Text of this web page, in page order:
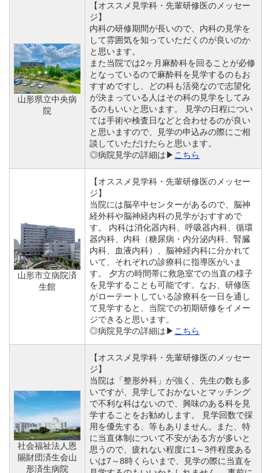
山形県立中央病
院
【オススメ見学科・先輩研修医のメッセー
ジ】
内科の研修期間が長いので、内科の見学を
して雰囲気を知っていただくのが良いのか
と思います。
また当院では2ヶ月麻酔科を回ることが必修
となっているので麻酔科を見学するのもお
すすめですし、どの科も活発なので志望化
が決まっている人はその科の見学をしてみ
るのもいいと思います。 見学の日程につい
ては手術や検査日などと合わせるのが良い
と思いますので、見学の申込みの際にご相
談していただけたらと思います。
◎病院見学の詳細は▶ こちら
山形市立病院済
生館
【オススメ見学科・先輩研修医のメッセー
ジ】
当院には脳卒中センターがあるので、脳神
経外科や脳神経内科の見学がおすすめで
す。 内科は消化器内科、呼吸器内科、循環
器内科、内科（糖尿病・内分泌内科、腎臓
内科、血液内科）、脳神経内科に分かれて
いて、それぞれの診療科に指導医がいま
す。 夕方の時間帯に救急室での当直の様子
を見学することも可能です。なお、研修医
がローテートしている診療科を一日を通し
て見学すると、当院での初期研修をイメー
ジできると思います。
◎病院見学の詳細は▶ こちら
社会福祉法人恩
賜財団済生会山
形済生病院
【オススメ見学科・先輩研修医のメッセー
ジ】
当院は「整形外科」が強く、先生の数も多
いですが、見学しておかないとマッチング
で不利な科はないので、興味のある科を見
学することをお勧めします。 見学回数で採
用を優先する、等もありません。また、特
に当直体制について不安がある方が多いと
思うので、疲れない程度に1～3件程度ある
いは7～8時くらいまで、見学の際に当直を